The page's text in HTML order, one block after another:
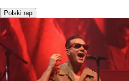
Polski rap